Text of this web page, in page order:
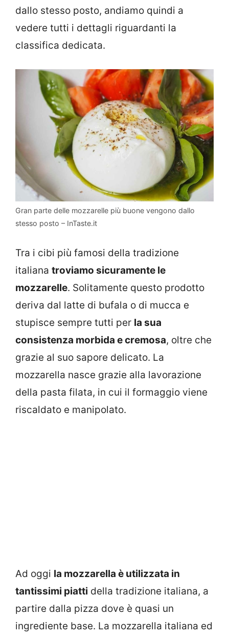
dallo stesso posto, andiamo quindi a
vedere tutti i dettagli riguardanti la
classifica dedicata.
Gran parte delle mozzarelle più buone vengono dallo
stesso posto – InTaste.it
Tra i cibi più famosi della tradizione
italiana troviamo sicuramente le
mozzarelle. Solitamente questo prodotto
deriva dal latte di bufala o di mucca e
stupisce sempre tutti per la sua
consistenza morbida e cremosa, oltre che
grazie al suo sapore delicato. La
mozzarella nasce grazie alla lavorazione
della pasta filata, in cui il formaggio viene
riscaldato e manipolato.
Ad oggi la mozzarella è utilizzata in
tantissimi piatti della tradizione italiana, a
partire dalla pizza dove è quasi un
ingrediente base. La mozzarella italiana ed